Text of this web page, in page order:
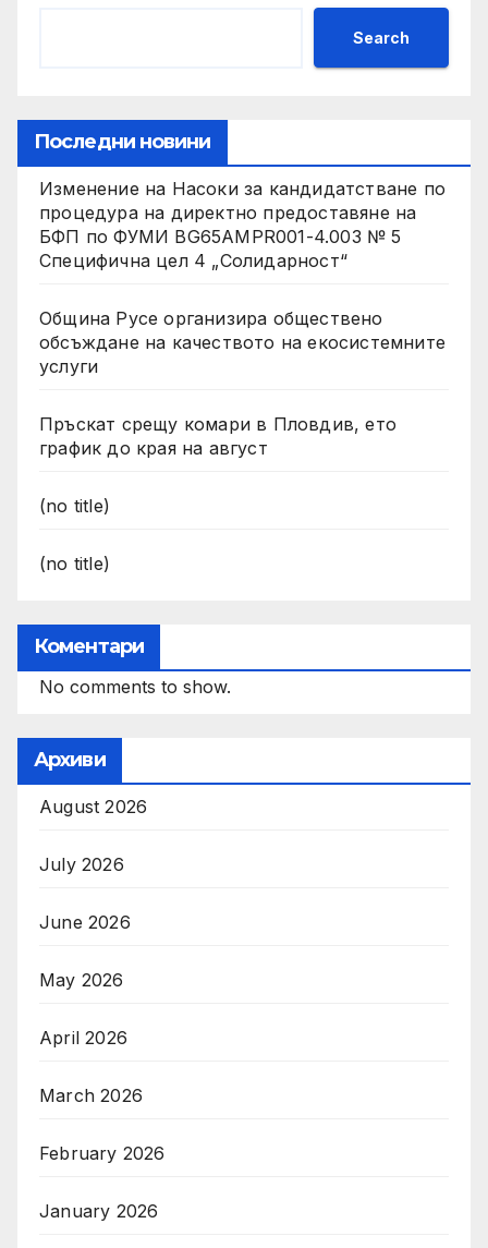
Search
Последни новини
Изменение на Насоки за кандидатстване по
процедура на директно предоставяне на
БФП по ФУМИ BG65AMPR001-4.003 № 5
Специфична цел 4 „Солидарност“
Община Русе организира обществено
обсъждане на качеството на екосистемните
услуги
Пръскат срещу комари в Пловдив, ето
график до края на август
(no title)
(no title)
Коментари
No comments to show.
Архиви
August 2026
July 2026
June 2026
May 2026
April 2026
March 2026
February 2026
January 2026